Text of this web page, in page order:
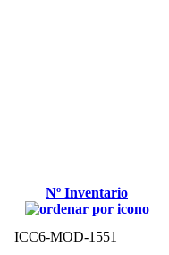
Nº Inventario
ICC6-MOD-1551